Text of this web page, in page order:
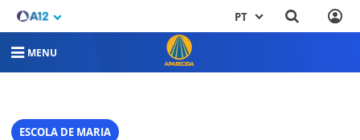
PT
MENU
ESCOLA DE MARIA